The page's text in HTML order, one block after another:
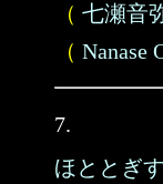
（ 七瀬音
（ Nanase
7.
ほととぎ